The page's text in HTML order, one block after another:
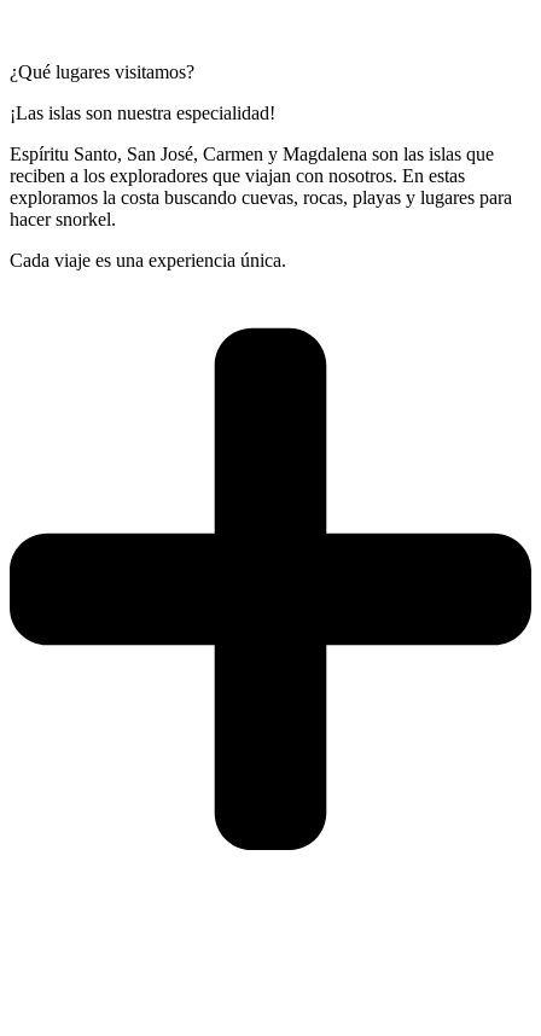
¿Qué lugares visitamos?
¡Las islas son nuestra especialidad!
Espíritu Santo, San José, Carmen y Magdalena son las islas que
reciben a los exploradores que viajan con nosotros. En estas
exploramos la costa buscando cuevas, rocas, playas y lugares para
hacer snorkel.
Cada viaje es una experiencia única.